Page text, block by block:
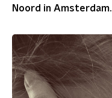
Noord in Amsterdam.